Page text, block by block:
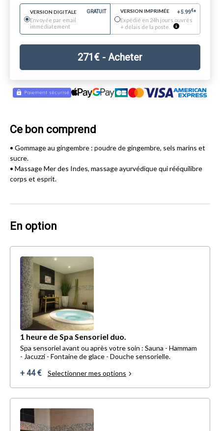
VERSION DIGITALE GRATUIT
Envoyée par email
immédiatement
VERSION IMPRIMÉE +5.99€*
Expédié en 24h jours ouvrés
+ délais de la poste.
271 € - Acheter
Ce bon comprend
• Gommage au gingembre : poudre de gingembre, sels marins et
sucre.
• Massage Mer des Indes, massage ayurvédique qui rééquilibre
corps et esprit.
En option
1 heure de Spa Sensoriel duo.
Spa sensoriel avant ou après votre soin : Sauna - Hammam
- Jacuzzi - Fontaine de glace - Douche sensorielle.
+ 44 € Selectionner mes options